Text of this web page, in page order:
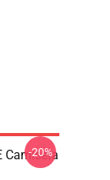
Camiseta
-20%